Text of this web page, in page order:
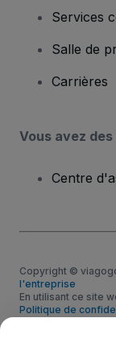
Services
Salle de
Carrières
Vous avez
Centre
Copyright ©
l'entreprise
En utilisant ce site
Politique de